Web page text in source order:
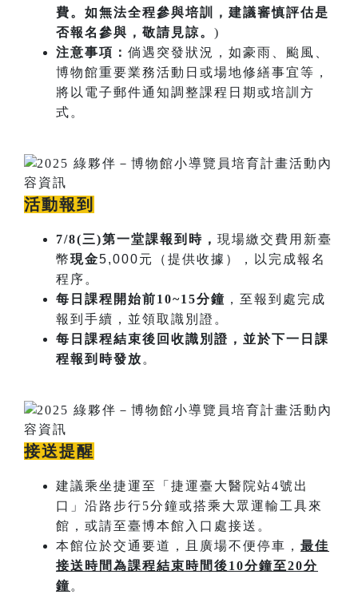
費。如無法全程參與培訓，建議審慎評估是
否報名參與，敬請見諒。 )
注意事項： 倘遇突發狀況，如豪雨、颱風、
博物館重要業務活動日或場地修繕事宜等，
將以電子郵件通知調整課程日期或培訓方
式。
活動報到
7/8(三)第一堂課報到時， 現場繳交費用新臺
幣現金5,000元（提供收據），以完成報名
程序。
每日課程開始​前10~15分鐘 ，至報到處完成
報到手續，並領取識別證。
每日課程結束後回收識別證，並於下一日課
程報到時發放 。
接送提醒
建議乘坐捷運至「捷運臺大醫院站4號出
口」沿路步行5分鐘或搭乘大眾運輸工具來
館，或請至臺博本館入口處接送。
本館位於交通要道，且廣場不便停車， 最佳
接送時間為課程結束時間後10分鐘至20分
鐘。